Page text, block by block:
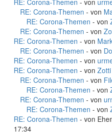
RE: Corona-Themen - von
RE: Corona-Themen - von
RE: Corona-Themen - von
RE: Corona-Themen - von
RE: Corona-Themen - von
RE: Corona-Themen - von
RE: Corona-Themen - von
RE: Corona-Themen - von Zotti
RE: Corona-Themen - von
RE: Corona-Themen - von
RE: Corona-Themen - von
RE: Corona-Themen - von
RE: Corona-Themen - von
17:34